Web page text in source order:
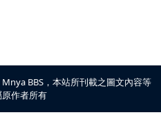
Mnya BBS，本站所刊載之圖文內容等
作者所有